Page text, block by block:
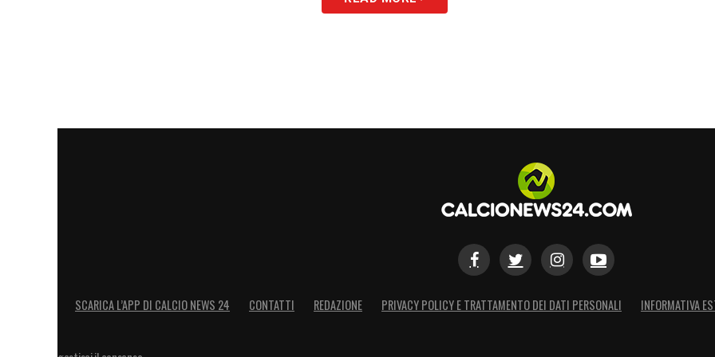
SCARICA L’APP DI CALCIO NEWS 24 CONTATTI REDAZIONE PRIVACY POLICY E TRATTAMENTO DEI DATI PERSONALI INFORMATIVA